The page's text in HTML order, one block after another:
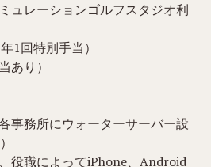
ュレーションゴルフスタジオ利
1回特別手当）
あり）
事務所にウォーターサーバー設
役職によってiPhone、Android